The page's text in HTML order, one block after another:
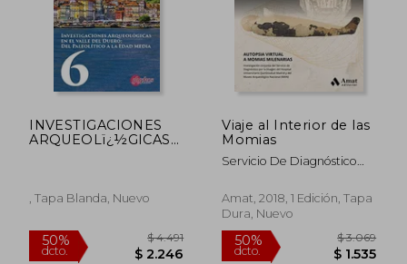
INVESTIGACIONES
ARQUEOLï¿½GICAS
EDAD MEDIA. 6
, Tapa Blanda, Nuevo
Viaje al Interior de las
Momias
Servicio De Diagnóstico
Universitario Quirónsalud
Madrid; Museo
Arqueológico Nacional
(Man)
Amat, 2018, 1 Edición, Tapa
Dura, Nuevo